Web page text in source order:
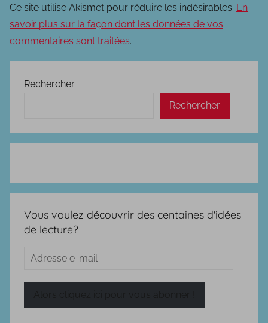
Ce site utilise Akismet pour réduire les indésirables. En
savoir plus sur la façon dont les données de vos
commentaires sont traitées.
Rechercher
Rechercher
Vous voulez découvrir des centaines d'idées
de lecture?
Adresse